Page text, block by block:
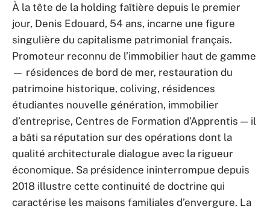
À la tête de la holding faîtière depuis le premier
jour, Denis Edouard, 54 ans, incarne une figure
singulière du capitalisme patrimonial français.
Promoteur reconnu de l’immobilier haut de gamme
— résidences de bord de mer, restauration du
patrimoine historique, coliving, résidences
étudiantes nouvelle génération, immobilier
d’entreprise, Centres de Formation d’Apprentis — il
a bâti sa réputation sur des opérations dont la
qualité architecturale dialogue avec la rigueur
économique. Sa présidence ininterrompue depuis
2018 illustre cette continuité de doctrine qui
caractérise les maisons familiales d’envergure. La